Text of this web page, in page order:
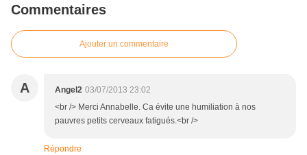
Commentaires
Ajouter un commentaire
A Angel2 03/07/2013 23:02
<br /> Merci Annabelle. Ca évite une humiliation à nos
pauvres petits cerveaux fatigués.<br />
Répondre